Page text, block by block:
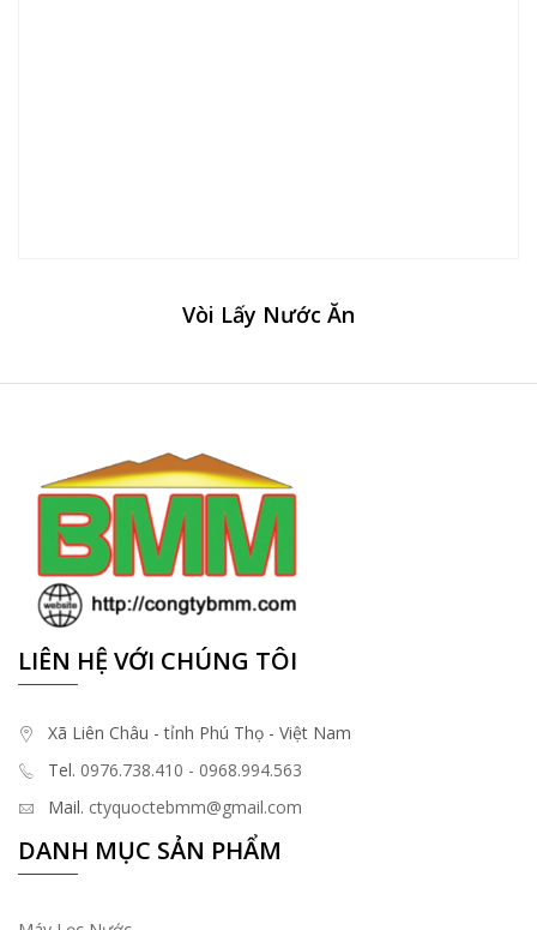
Vòi Lấy Nước Ăn
LIÊN HỆ VỚI CHÚNG TÔI
Xã Liên Châu - tỉnh Phú Thọ - Việt Nam
Tel. 0976.738.410 - 0968.994.563
Mail. ctyquoctebmm@gmail.com
DANH MỤC SẢN PHẨM